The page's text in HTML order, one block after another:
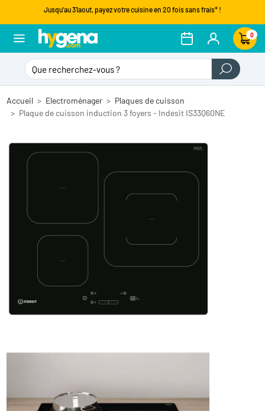
Jusqu'au 31aout, payez votre cuisine en 20 fois sans frais* !
0
Accueil Electroménager
Plaques de cuisson
Plaque de cuisson induction 3 foyers - Indesit IS33Q60NE